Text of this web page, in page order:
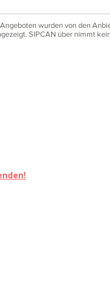
wurden von den
SIPCAN über nimmt